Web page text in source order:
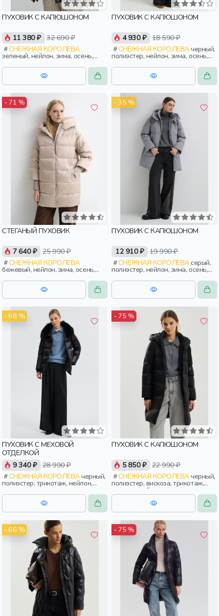
ПУХОВИК С КАПЮШОНОМ
11 380 ₽ 32 690 ₽
СНЕЖНАЯ КОРОЛЕВА
зеленый, нейлон, зима, осень,
застежка, приталенные, кнопки,
прорези, карман, пояс, женщины,
взрослые
ПУХОВИК С КАПЮШОНОМ
4 930 ₽ 18 590 ₽
СНЕЖНАЯ КОРОЛЕВАчерный,
полиэстер, нейлон, зима, осень,
россия, капюшон, застежка,
утепленные, стеганые, прорези,
карман, пояс, эластичные,
женщины, взрослые
- 71 %
СТЕГАНЫЙ ПУХОВИК
7 640 ₽ 25 990 ₽
СНЕЖНАЯ КОРОЛЕВА
бежевый, нейлон, зима, осень,
утепленные, стеганые, ворот,
прорези, карман, воротник,
воротник-стойка, женщины,
- 35 %
ПУХОВИК С КАПЮШОНОМ
12 910 ₽ 19 990 ₽
СНЕЖНАЯ КОРОЛЕВАсерый,
полиэстер, нейлон, зима, осень,
россия, прямые, удлиненные,
капюшон, застежка, утепленные,
стеганые, прорези, карман,
воротник, воротник-стойка,
- 68 %
ПУХОВИК С МЕХОВОЙ
ОТДЕЛКОЙ
9 340 ₽ 28 990 ₽
СНЕЖНАЯ КОРОЛЕВАчерный,
полиэстер, трикотаж, нейлон,
зима, осень, россия, прямые,
укороченные, застежка,
утепленные, стеганые, манжета,
прорези, карман, воротник,
- 75 %
ПУХОВИК С КАПЮШОНОМ
5 850 ₽ 22 990 ₽
СНЕЖНАЯ КОРОЛЕВАчерный,
полиэстер, вискоза, трикотаж,
эластан, нейлон, зима, осень,
россия, прямые, капюшон,
застежка, утепленные, прорези,
карман, женщины, взрослые
- 66 %
- 75 %